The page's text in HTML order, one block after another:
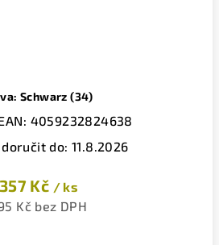
Schwarz (34)
4059232824638
do: 11.8.2026
357 Kč / ks
Kč bez DPH